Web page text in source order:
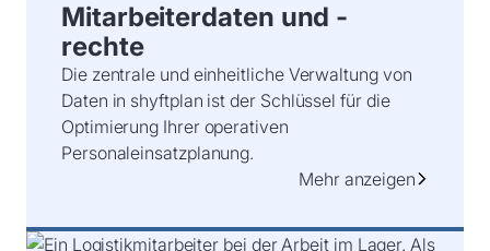
Mitarbeiterdaten und -
rechte
Die zentrale und einheitliche Verwaltung von
Daten in shyftplan ist der Schlüssel für die
Optimierung Ihrer operativen
Personaleinsatzplanung.
Mehr anzeigen